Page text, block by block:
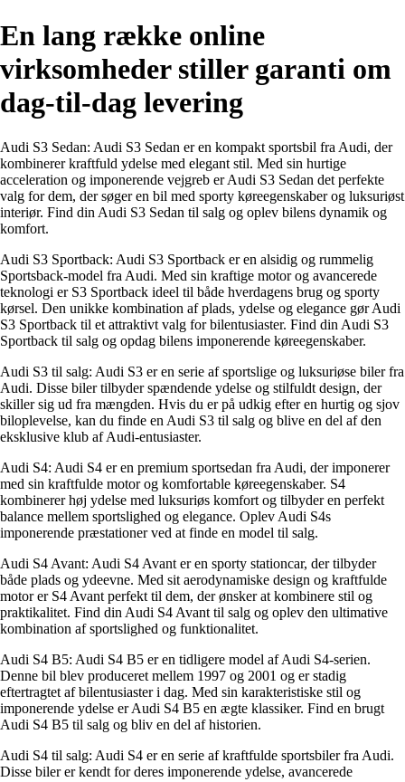
En lang række online
virksomheder stiller garanti om
dag-til-dag levering
Audi S3 Sedan: Audi S3 Sedan er en kompakt sportsbil fra Audi, der
kombinerer kraftfuld ydelse med elegant stil. Med sin hurtige
acceleration og imponerende vejgreb er Audi S3 Sedan det perfekte
valg for dem, der søger en bil med sporty køreegenskaber og luksuriøst
interiør. Find din Audi S3 Sedan til salg og oplev bilens dynamik og
komfort.
Audi S3 Sportback: Audi S3 Sportback er en alsidig og rummelig
Sportsback-model fra Audi. Med sin kraftige motor og avancerede
teknologi er S3 Sportback ideel til både hverdagens brug og sporty
kørsel. Den unikke kombination af plads, ydelse og elegance gør Audi
S3 Sportback til et attraktivt valg for bilentusiaster. Find din Audi S3
Sportback til salg og opdag bilens imponerende køreegenskaber.
Audi S3 til salg: Audi S3 er en serie af sportslige og luksuriøse biler fra
Audi. Disse biler tilbyder spændende ydelse og stilfuldt design, der
skiller sig ud fra mængden. Hvis du er på udkig efter en hurtig og sjov
biloplevelse, kan du finde en Audi S3 til salg og blive en del af den
eksklusive klub af Audi-entusiaster.
Audi S4: Audi S4 er en premium sportsedan fra Audi, der imponerer
med sin kraftfulde motor og komfortable køreegenskaber. S4
kombinerer høj ydelse med luksuriøs komfort og tilbyder en perfekt
balance mellem sportslighed og elegance. Oplev Audi S4s
imponerende præstationer ved at finde en model til salg.
Audi S4 Avant: Audi S4 Avant er en sporty stationcar, der tilbyder
både plads og ydeevne. Med sit aerodynamiske design og kraftfulde
motor er S4 Avant perfekt til dem, der ønsker at kombinere stil og
praktikalitet. Find din Audi S4 Avant til salg og oplev den ultimative
kombination af sportslighed og funktionalitet.
Audi S4 B5: Audi S4 B5 er en tidligere model af Audi S4-serien.
Denne bil blev produceret mellem 1997 og 2001 og er stadig
eftertragtet af bilentusiaster i dag. Med sin karakteristiske stil og
imponerende ydelse er Audi S4 B5 en ægte klassiker. Find en brugt
Audi S4 B5 til salg og bliv en del af historien.
Audi S4 til salg: Audi S4 er en serie af kraftfulde sportsbiler fra Audi.
Disse biler er kendt for deres imponerende ydelse, avancerede